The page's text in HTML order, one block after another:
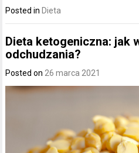
Posted in Dieta
Dieta ketogeniczna: jak
odchudzania?
Posted on26 marca 2021